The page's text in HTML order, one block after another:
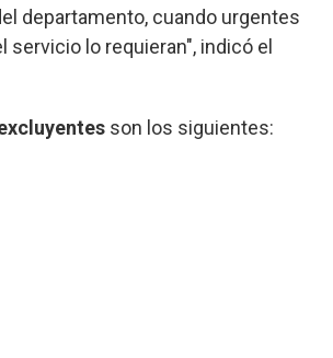
departamento, cuando urgentes
servicio lo requieran", indicó el
son los siguientes: